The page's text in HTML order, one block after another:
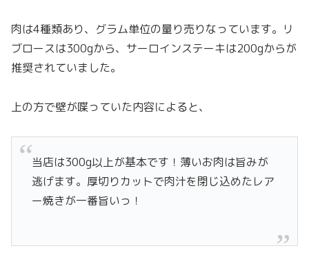
肉は4種類あり、グラム単位の量り売りなっています。リ
ブロースは300gから、サーロインステーキは200gからが
推奨されていました。
上の方で壁が喋っていた内容によると、
当店は300g以上が基本です！薄いお肉は旨みが
逃げます。厚切りカットで肉汁を閉じ込めたレア
ー焼きが一番旨いっ！